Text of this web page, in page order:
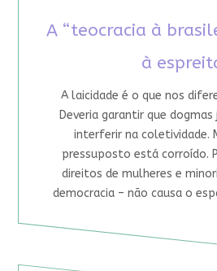
A “teocracia à
à
A laicidade é o que nos
Deveria garantir que
interferir na coletividade.
pressuposto está corroído.
direitos de mulheres e
democracia – não causa o